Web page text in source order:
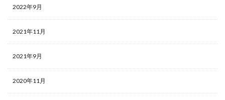
2022年9月
2021年11月
2021年9月
2020年11月